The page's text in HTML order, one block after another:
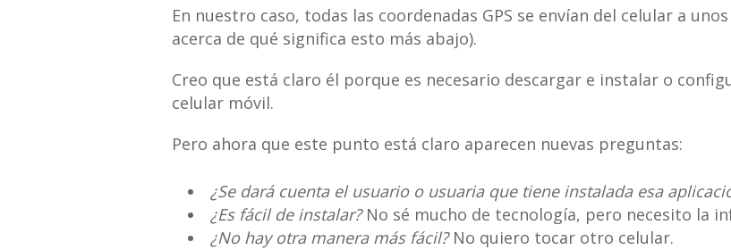
En nuestro caso, todas las coordenadas GPS se envían del celular a
acerca de qué significa esto más abajo).
Creo que está claro él porque es necesario descargar e instalar o
celular móvil.
Pero ahora que este punto está claro aparecen nuevas preguntas:
¿Se dará cuenta el usuario o usuaria que tiene instalada esa
¿Es fácil de instalar? No sé mucho de tecnología, pero necesito la
¿No hay otra manera más fácil?No quiero tocar otro celular.